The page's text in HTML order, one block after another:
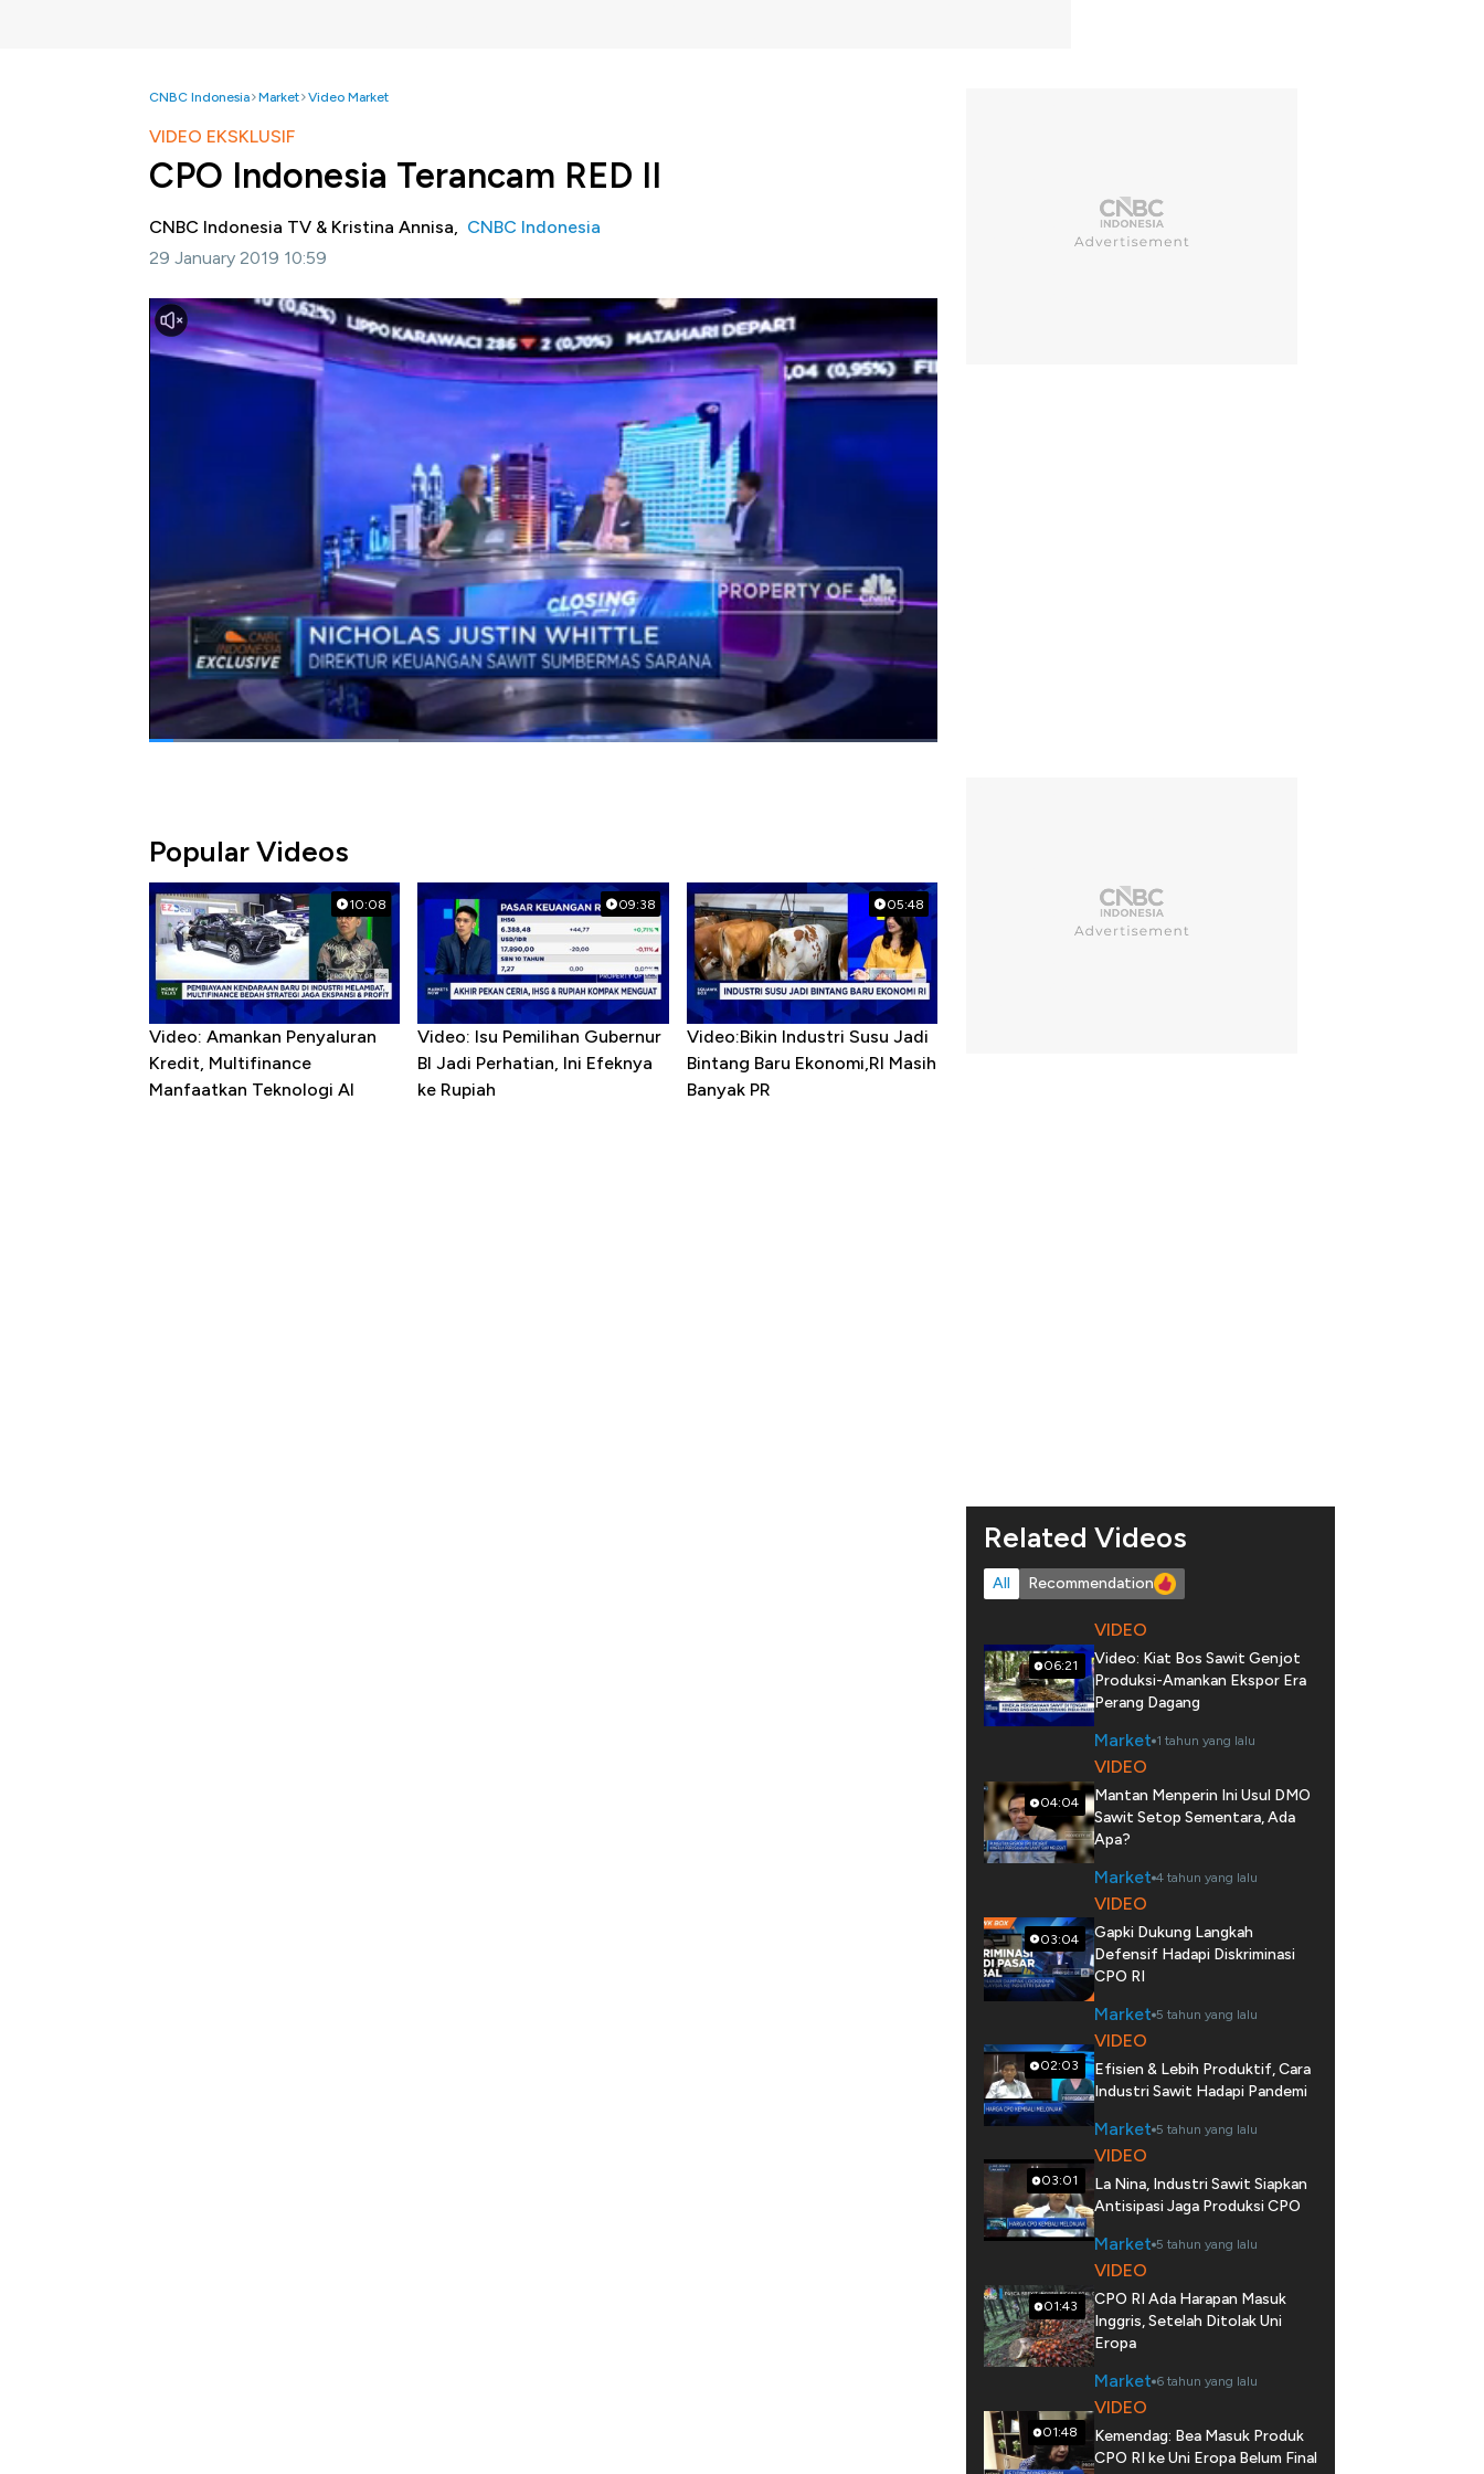
CNBC Indonesia Market Video Market
VIDEO EKSKLUSIF
CPO Indonesia Terancam RED II
CNBC Indonesia TV & Kristina Annisa, CNBC Indonesia
29 January 2019 10:59
Jakarta, CNBC Indonesia -Uni Eropa berencana mengimplementasikan regulasi untuk kesepakatan
renewable energy directive II(RED II) pada Februari 2019 mendatang. Dengan kesepakatan ini,
nantinya negara-negara yang tergabung dalam Uni Eropa akan memasukkan kelapa sawit ke dalam
tanaman pangan kategori resiko tinggi dan risiko rendah atau
indirect land usage change.
Bagaimana industri kelapa sawit termasuk minyak sawit mentah (CPO) Indonesia menjawab
keputusan Uni Eropa ini? Direktur Keuangan PT Sawit Sumbermas Sarana Tbk (SSMS) akan
memaparkannya kepada Hera F Haryn dalam dialog eksklusif di Closing Bell CNBC Indonesia (Senin,
28/01/2019) di video berikut ini.
Bagikan:
#uni eropa #ssms #kelapa sawit #sawit sumbermas sarana
Popular Videos
10:08
Video: Amankan Penyaluran
Kredit, Multifinance
Manfaatkan Teknologi AI
09:38
Video: Isu Pemilihan Gubernur
BI Jadi Perhatian, Ini Efeknya
ke Rupiah
05:48
Video:Bikin Industri Susu Jadi
Bintang Baru Ekonomi,RI Masih
Banyak PR
Related Videos
All Recommendation
06:21
VIDEO
Video: Kiat Bos Sawit Genjot
Produksi-Amankan Ekspor Era
Perang Dagang
Market 1 tahun yang lalu
04:04
VIDEO
Mantan Menperin Ini Usul DMO
Sawit Setop Sementara, Ada
Apa?
Market 4 tahun yang lalu
03:04
VIDEO
Gapki Dukung Langkah
Defensif Hadapi Diskriminasi
CPO RI
Market 5 tahun yang lalu
02:03
VIDEO
Efisien & Lebih Produktif, Cara
Industri Sawit Hadapi Pandemi
Market 5 tahun yang lalu
03:01
VIDEO
La Nina, Industri Sawit Siapkan
Antisipasi Jaga Produksi CPO
Market 5 tahun yang lalu
01:43
VIDEO
CPO RI Ada Harapan Masuk
Inggris, Setelah Ditolak Uni
Eropa
Market 6 tahun yang lalu
01:48
VIDEO
Kemendag: Bea Masuk Produk
CPO RI ke Uni Eropa Belum Final